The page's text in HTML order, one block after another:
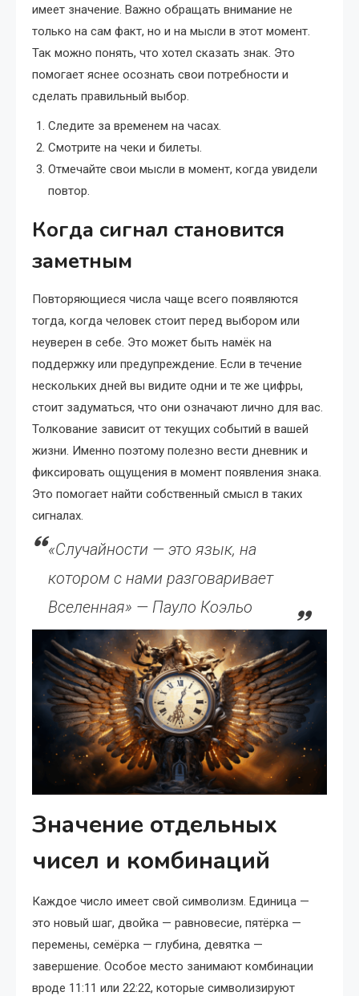
имеет значение. Важно обращать внимание не
только на сам факт, но и на мысли в этот момент.
Так можно понять, что хотел сказать знак. Это
помогает яснее осознать свои потребности и
сделать правильный выбор.
Следите за временем на часах.
Смотрите на чеки и билеты.
Отмечайте свои мысли в момент, когда увидели
повтор.
Когда сигнал становится
заметным
Повторяющиеся числа чаще всего появляются
тогда, когда человек стоит перед выбором или
неуверен в себе. Это может быть намёк на
поддержку или предупреждение. Если в течение
нескольких дней вы видите одни и те же цифры,
стоит задуматься, что они означают лично для вас.
Толкование зависит от текущих событий в вашей
жизни. Именно поэтому полезно вести дневник и
фиксировать ощущения в момент появления знака.
Это помогает найти собственный смысл в таких
сигналах.
«Случайности — это язык, на
котором с нами разговаривает
Вселенная» — Пауло Коэльо
Значение отдельных
чисел и комбинаций
Каждое число имеет свой символизм. Единица —
это новый шаг, двойка — равновесие, пятёрка —
перемены, семёрка — глубина, девятка —
завершение. Особое место занимают комбинации
вроде 11:11 или 22:22, которые символизируют